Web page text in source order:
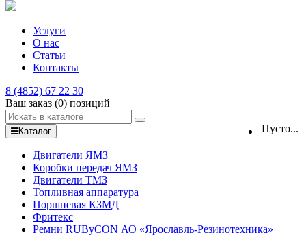
Услуги
О нас
Статьи
Контакты
8 (4852) 67 22 30
Ваш заказ (0) позиций
Пусто...
Каталог
Двигатели ЯМЗ
Коробки передач ЯМЗ
Двигатели ТМЗ
Топливная аппаратура
Поршневая КЗМД
Фритекс
Ремни RUByCON АО «Ярославль-Резинотехника»